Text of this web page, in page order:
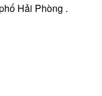
Hải Phòng .